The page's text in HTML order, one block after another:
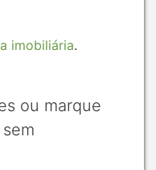
imobiliária.
ou marque